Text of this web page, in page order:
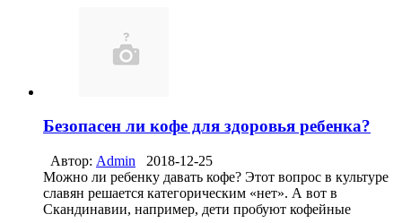
Безопасен ли кофе для здоровья ребенка?
Автор: Admin
2018-12-25
Можно ли ребенку давать кофе? Этот вопрос в культуре
славян решается категорическим «нет». А вот в
Скандинавии, например, дети пробуют кофейные